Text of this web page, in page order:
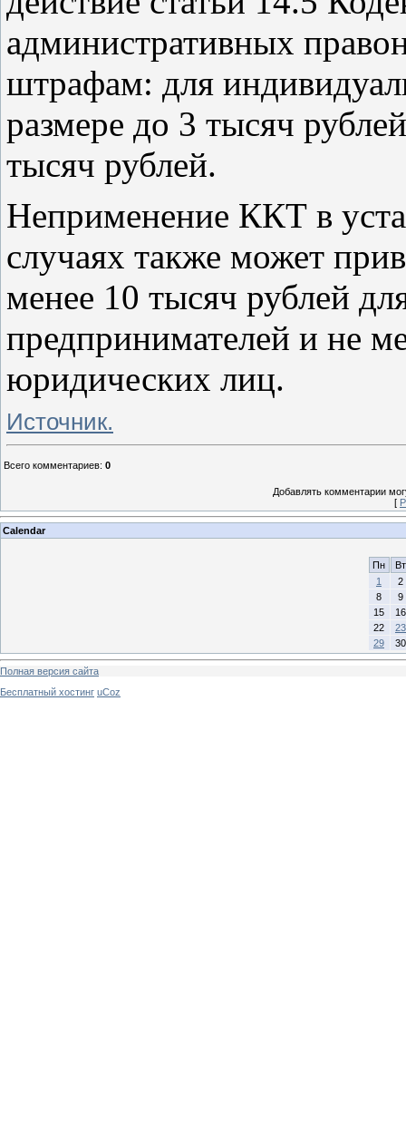
административных
штрафам: для
размере до 3 тысяч
тысяч рублей.
Неприменение ККТ в
случаях также может
менее 10 тысяч рублей
предпринимателей и не
юридических лиц.
Источник.
Всего комментариев: 0
Добавлять комментарии
[
Calendar
Пн
Вт
1
2
8
9
15
16
22
23
29
30
Полная версия сайта
Бесплатный хостинг uCoz